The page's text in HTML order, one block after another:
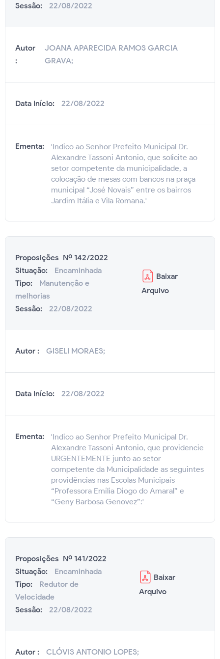
Sessão:
22/08/2022
Autor
:
JOANA APARECIDA RAMOS GARCIA
GRAVA;
Data Início: 22/08/2022
Ementa:
'Indico ao Senhor Prefeito Municipal Dr.
Alexandre Tassoni Antonio, que solicite ao
setor competente da municipalidade, a
colocação de mesas com bancos na praça
municipal “José Novais” entre os bairros
Jardim Itália e Vila Romana.'
Proposições Nº 142/2022
Situação:
Encaminhada
Tipo:
Manutenção e
melhorias
Sessão:
22/08/2022
Baixar
Arquivo
Autor : GISELI MORAES;
Data Início: 22/08/2022
Ementa:
'Indico ao Senhor Prefeito Municipal Dr.
Alexandre Tassoni Antonio, que providencie
URGENTEMENTE junto ao setor
competente da Municipalidade as seguintes
providências nas Escolas Municipais
“Professora Emília Diogo do Amaral” e
“Geny Barbosa Genovez”:'
Proposições Nº 141/2022
Situação:
Encaminhada
Tipo:
Redutor de
Velocidade
Sessão:
22/08/2022
Baixar
Arquivo
Autor : CLÓVIS ANTONIO LOPES;